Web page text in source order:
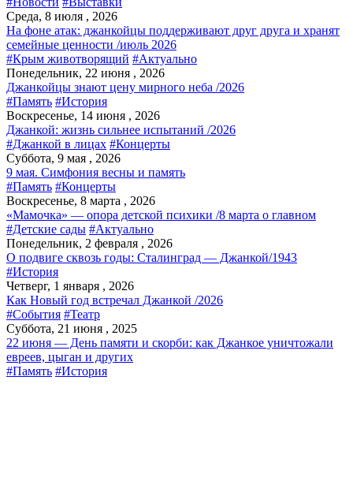
Среда, 8 июля , 2026
На фоне атак: джанкойцы поддерживают друг друга и хранят
семейные ценности /июль 2026
#Крым животворящий #Актуально
Понедельник, 22 июня , 2026
Джанкойцы знают цену мирного неба /2026
#Память #История
Воскресенье, 14 июня , 2026
Джанкой: жизнь сильнее испытаний /2026
#Джанкой в лицах #Концерты
Суббота, 9 мая , 2026
9 мая. Симфония весны и память
#Память #Концерты
Воскресенье, 8 марта , 2026
«Мамочка» — опора детской психики /8 марта о главном
#Детские сады #Актуально
Понедельник, 2 февраля , 2026
О подвиге сквозь годы: Сталинград — Джанкой/1943
#История
Четверг, 1 января , 2026
Как Новый год встречал Джанкой /2026
#События #Театр
Суббота, 21 июня , 2025
22 июня — День памяти и скорби: как Джанкое уничтожали
евреев, цыган и других
#Память #История